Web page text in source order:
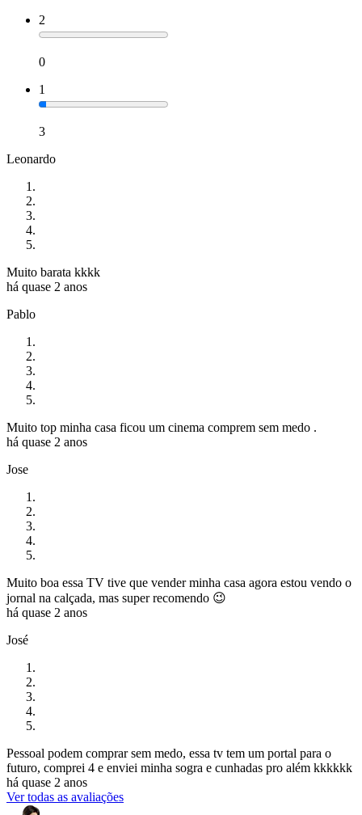
2
0
1
3
Leonardo
Muito barata kkkk
há quase 2 anos
Pablo
Muito top minha casa ficou um cinema comprem sem medo .
há quase 2 anos
Jose
Muito boa essa TV tive que vender minha casa agora estou vendo o
jornal na calçada, mas super recomendo 😉
há quase 2 anos
José
Pessoal podem comprar sem medo, essa tv tem um portal para o
futuro, comprei 4 e enviei minha sogra e cunhadas pro além kkkkkk
há quase 2 anos
Ver todas as avaliações